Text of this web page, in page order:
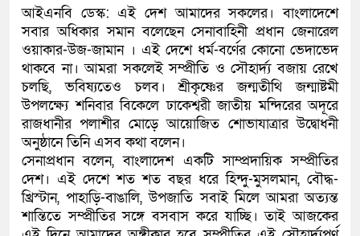
নতুন মামলায় গ্রেফতার
কলিমউল্লাহকে (ভিডিও)
আইএনবি ডেস্ক: এই দেশ আমাদের সকলের। বাংলাদেশে
সবার অধিকার সমান বলেছেন সেনাবাহিনী প্রধান জেনারেল
ওয়াকার-উজ-জামান । এই দেশে ধর্ম-বর্ণের কোনো ভেদাভেদ
থাকবে না। আমরা সকলেই সম্প্রীতি ও সৌহার্দ্য বজায় রেখে
চলছি, ভবিষ্যতেও চলব। শ্রীকৃষ্ণের জন্মতীথি জন্মাষ্টমী
উপলক্ষ্যে শনিবার বিকেলে ঢাকেশ্বরী জাতীয় মন্দিরের অদূরে
রাজধানীর পলাশীর মোড়ে আয়োজিত শোভাযাত্রার উদ্বোধনী
অনুষ্ঠানে তিনি এসব কথা বলেন।
সেনাপ্রধান বলেন, বাংলাদেশ একটি সাম্প্রদায়িক সম্প্রীতির
দেশ। এই দেশে শত শত বছর ধরে হিন্দু-মুসলমান, বৌদ্ধ-
খ্রিস্টান, পাহাড়ি-বাঙালি, উপজাতি সবাই মিলে আমরা অত্যন্ত
শান্তিতে সম্প্রীতির সঙ্গে বসবাস করে যাচ্ছি। তাই আজকের